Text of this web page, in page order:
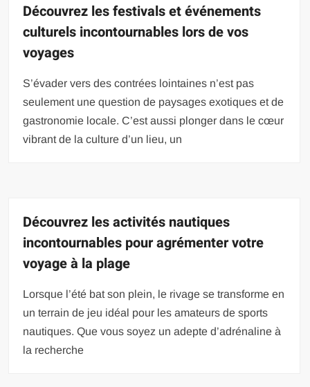
Découvrez les festivals et événements
culturels incontournables lors de vos
voyages
S’évader vers des contrées lointaines n’est pas
seulement une question de paysages exotiques et de
gastronomie locale. C’est aussi plonger dans le cœur
vibrant de la culture d’un lieu, un
Découvrez les activités nautiques
incontournables pour agrémenter votre
voyage à la plage
Lorsque l’été bat son plein, le rivage se transforme en
un terrain de jeu idéal pour les amateurs de sports
nautiques. Que vous soyez un adepte d’adrénaline à
la recherche